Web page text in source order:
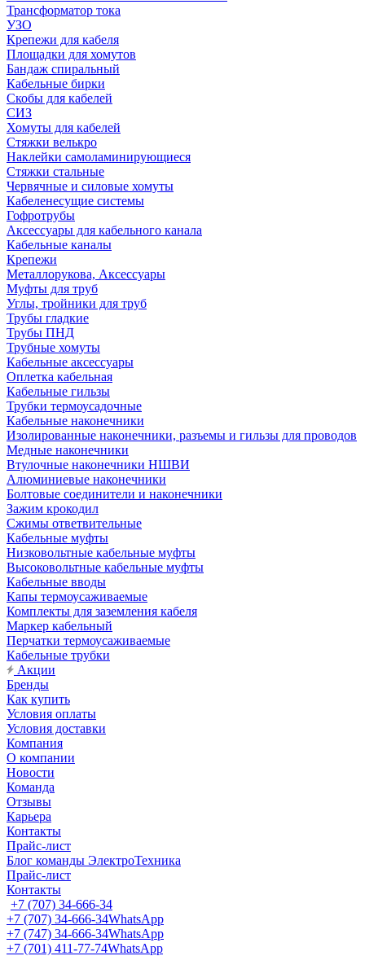
Трансформатор тока
УЗО
Крепежи для кабеля
Площадки для хомутов
Бандаж спиральный
Кабельные бирки
Cкобы для кабелей
СИЗ
Хомуты для кабелей
Стяжки велькро
Наклейки самоламинирующиеся
Стяжки стальные
Червячные и силовые хомуты
Кабеленесущие системы
Гофротрубы
Аксессуары для кабельного канала
Кабельные каналы
Крепежи
Металлорукова, Аксессуары
Муфты для труб
Углы, тройники для труб
Трубы гладкие
Трубы ПНД
Трубные хомуты
Кабельные аксессуары
Оплетка кабельная
Кабельные гильзы
Трубки термоусадочные
Кабельные наконечники
Изолированные наконечники, разъемы и гильзы для проводов
Медные наконечники
Втулочные наконечники НШВИ
Алюминиевые наконечники
Болтовые соединители и наконечники
Зажим крокодил
Сжимы ответвительные
Кабельные муфты
Низковольтные кабельные муфты
Высоковольтные кабельные муфты
Кабельные вводы
Капы термоусаживаемые
Комплекты для заземления кабеля
Маркер кабельный
Перчатки термоусаживаемые
Кабельные трубки
Акции
Бренды
Как купить
Условия оплаты
Условия доставки
Компания
О компании
Новости
Команда
Отзывы
Карьера
Контакты
Прайс-лист
Блог команды ЭлектроТехника
Прайс-лист
Контакты
+7 (707) 34-666-34
+7 (707) 34-666-34WhatsApp
+7 (747) 34-666-34WhatsApp
+7 (701) 411-77-74WhatsApp